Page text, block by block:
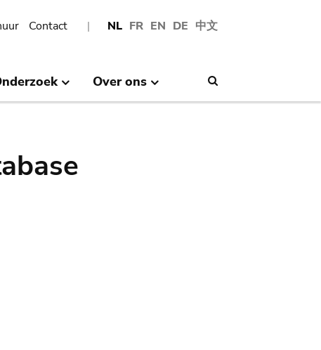
NL FR EN DE 中文
Contact
Over ons